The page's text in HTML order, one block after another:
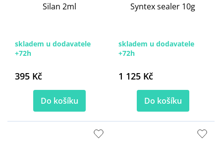
Silan 2ml
skladem u dodavatele
+72h
395 Kč
Do košíku
Syntex sealer 10g
skladem u dodavatele
+72h
1 125 Kč
Do košíku